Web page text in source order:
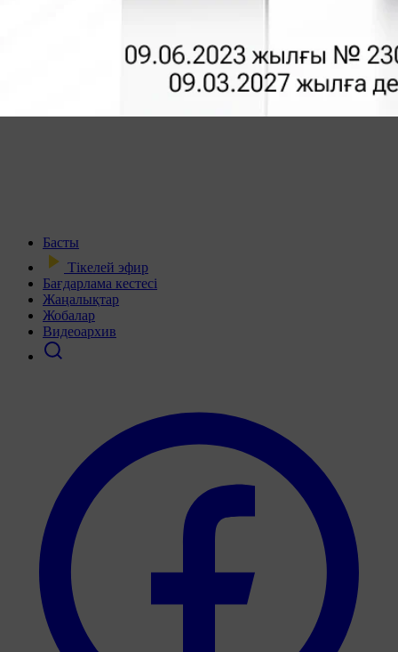
Басты
Тікелей эфир
Бағдарлама кестесі
Жаңалықтар
Жобалар
Видеоархив